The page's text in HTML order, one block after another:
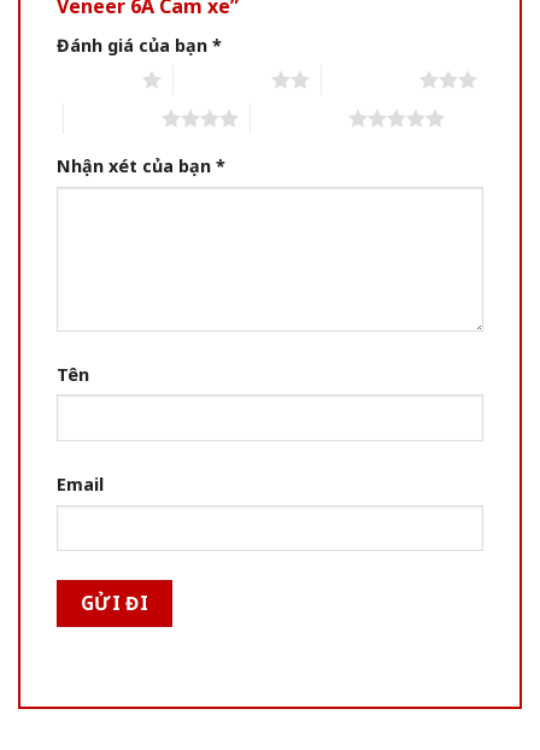
Veneer 6A Cam xe”
Đánh giá của bạn *
Nhận xét của bạn *
Tên
Email